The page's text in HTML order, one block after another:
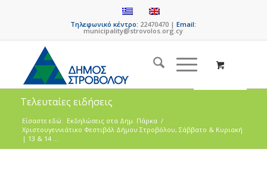
Τηλεφωνικό κέντρο: 22470470 |Email:
municipality@strovolos.org.cy
Τελευταίες ειδήσεις
Είσαστε εδώ: Eκδηλώσεις στα Δημ. Πάρκα /
Χριστουγεννιάτικο Φεστιβάλ Δήμου Στροβόλου, Σάββατο & Κυριακή
| 13 & 14 ...